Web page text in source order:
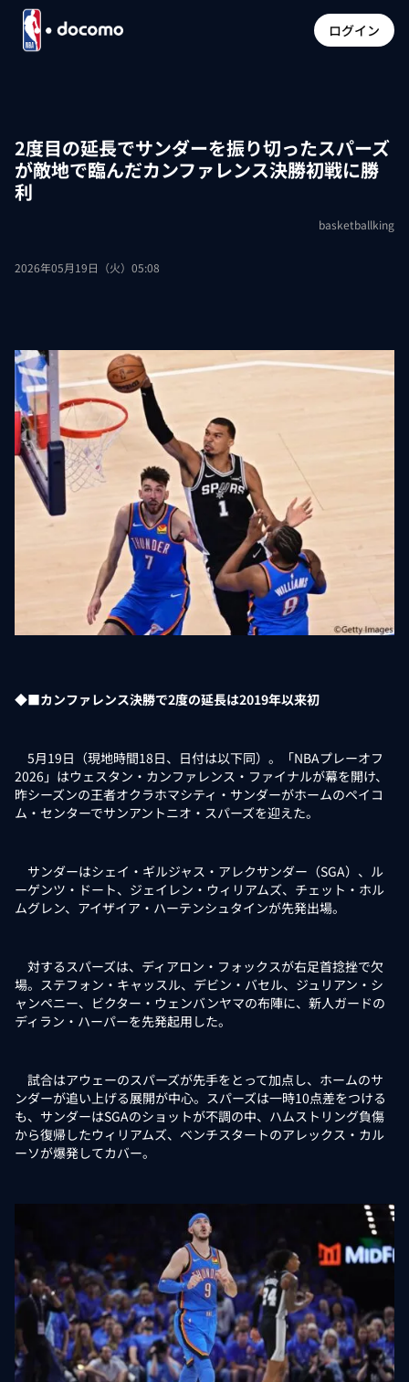
ログイン
2度目の延長でサンダーを振り切ったスパーズ
が敵地で臨んだカンファレンス決勝初戦に勝
利
basketballking
2026年05月19日（火）05:08
◆■カンファレンス決勝で2度の延長は2019年以来初
5月19日（現地時間18日、日付は以下同）。「NBAプレーオフ
2026」はウェスタン・カンファレンス・ファイナルが幕を開け、
昨シーズンの王者オクラホマシティ・サンダーがホームのペイコ
ム・センターでサンアントニオ・スパーズを迎えた。
サンダーはシェイ・ギルジャス・アレクサンダー（SGA）、ル
ーゲンツ・ドート、ジェイレン・ウィリアムズ、チェット・ホル
ムグレン、アイザイア・ハーテンシュタインが先発出場。
対するスパーズは、ディアロン・フォックスが右足首捻挫で欠
場。ステフォン・キャッスル、デビン・バセル、ジュリアン・シ
ャンペニー、ビクター・ウェンバンヤマの布陣に、新人ガードの
ディラン・ハーパーを先発起用した。
試合はアウェーのスパーズが先手をとって加点し、ホームのサ
ンダーが追い上げる展開が中心。スパーズは一時10点差をつける
も、サンダーはSGAのショットが不調の中、ハムストリング負傷
から復帰したウィリアムズ、ベンチスタートのアレックス・カル
ーソが爆発してカバー。